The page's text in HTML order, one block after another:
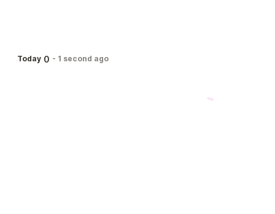
Today 0 - 1 second ago